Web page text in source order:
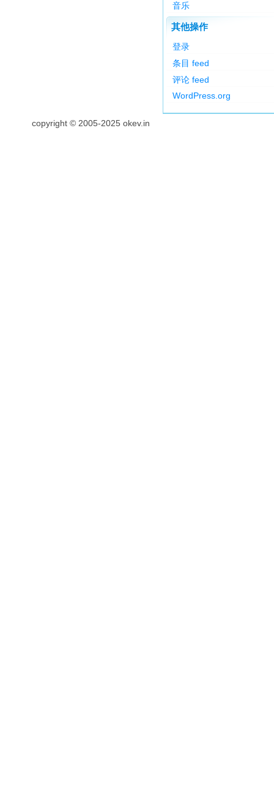
音乐
其他操作
登录
条目 feed
评论 feed
WordPress.org
copyright © 2005-2025 okev.in